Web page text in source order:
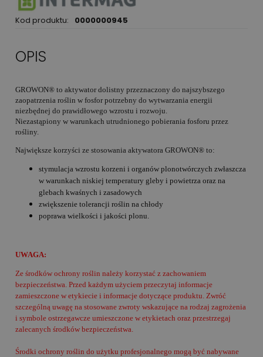
Kod produktu: 0000000945
OPIS
GROWON® to aktywator dolistny przeznaczony do najszybszego
zaopatrzenia roślin w fosfor potrzebny do wytwarzania energii
niezbędnej do prawidłowego wzrostu i rozwoju.
Niezastąpiony w warunkach utrudnionego pobierania fosforu przez
rośliny.
Największe korzyści ze stosowania aktywatora GROWON® to:
stymulacja wzrostu korzeni i organów plonotwórczych zwłaszcza
w warunkach niskiej temperatury gleby i powietrza oraz na
glebach kwaśnych i zasadowych
zwiększenie tolerancji roślin na chłody
poprawa wielkości i jakości plonu.
UWAGA:
Ze środków ochrony roślin należy korzystać z zachowaniem
bezpieczeństwa. Przed każdym użyciem przeczytaj informacje
zamieszczone w etykiecie i informacje dotyczące produktu. Zwróć
szczególną uwagę na stosowane zwroty wskazujące na rodzaj zagrożenia
i symbole ostrzegawcze umieszczone w etykietach oraz przestrzegaj
zalecanych środków bezpieczeństwa.
Środki ochrony roślin do użytku profesjonalnego mogą być nabywane